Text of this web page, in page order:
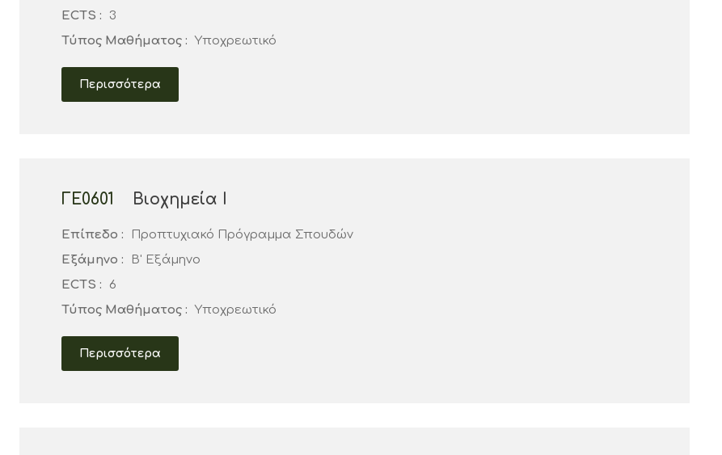
ECTS :
3
Τύπος Μαθήματος : Υποχρεωτικό
Περισσότερα
ΓΕ0601 Βιοχημεία Ι
Επίπεδο :
Προπτυχιακό Πρόγραμμα Σπουδών
Εξάμηνο :
Β' Εξάμηνο
ECTS :
6
Τύπος Μαθήματος : Υποχρεωτικό
Περισσότερα